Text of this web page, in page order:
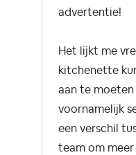
advertentie!
Het lijkt me
kitchenette
aan te moeten
voornamelijk
een verschil
team om